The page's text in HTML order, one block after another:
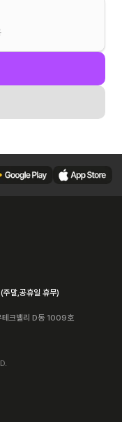
말,공휴일 휴무)
테크밸리 D동 1009호